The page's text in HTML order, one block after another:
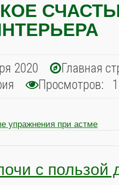
2020
Главная
Просмотров:
упражнения при астме